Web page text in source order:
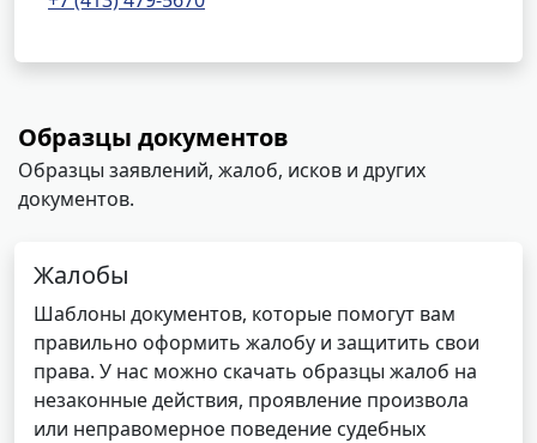
Образцы документов
Образцы заявлений, жалоб, исков и других
документов.
Жалобы
Шаблоны документов, которые помогут вам
правильно оформить жалобу и защитить свои
права. У нас можно скачать образцы жалоб на
незаконные действия, проявление произвола
или неправомерное поведение судебных